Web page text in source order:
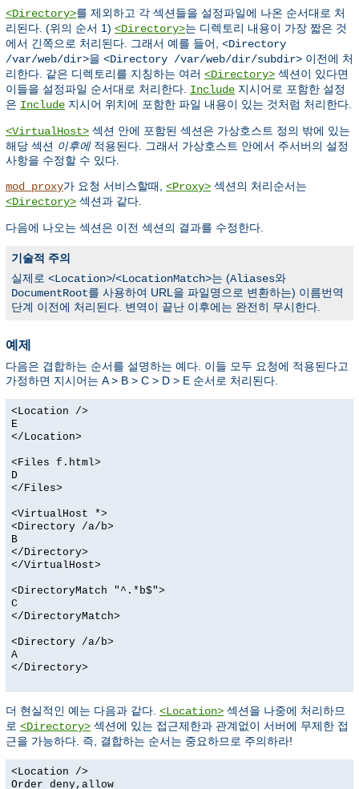
<Directory>를 제외하고 각 섹션들을 설정파일에 나온 순서대로 처
리된다. (위의 순서 1) <Directory>는 디렉토리 내용이 가장 짧은 것
에서 긴쪽으로 처리된다. 그래서 예를 들어, <Directory
/var/web/dir>을 <Directory /var/web/dir/subdir> 이전에 처
리한다. 같은 디렉토리를 지칭하는 여러 <Directory> 섹션이 있다면
이들을 설정파일 순서대로 처리한다. Include 지시어로 포함한 설정
은 Include 지시어 위치에 포함한 파일 내용이 있는 것처럼 처리한다.
<VirtualHost> 섹션 안에 포함된 섹션은 가상호스트 정의 밖에 있는
해당 섹션 이후에적용된다. 그래서 가상호스트 안에서 주서버의 설정
사항을 수정할 수 있다.
mod_proxy가 요청 서비스할때, <Proxy> 섹션의 처리순서는
<Directory> 섹션과 같다.
다음에 나오는 섹션은 이전 섹션의 결과를 수정한다.
기술적 주의
실제로 <Location>/<LocationMatch>는 (Aliases와
DocumentRoot를 사용하여 URL을 파일명으로 변환하는) 이름번역
단계 이전에 처리된다. 변역이 끝난 이후에는 완전히 무시한다.
예제
다음은 겹합하는 순서를 설명하는 예다. 이들 모두 요청에 적용된다고
가정하면 지시어는 A > B > C > D > E 순서로 처리된다.
<Location />
E
</Location>
<Files f.html>
D
</Files>
<VirtualHost *>
<Directory /a/b>
B
</Directory>
</VirtualHost>
<DirectoryMatch "^.*b$">
C
</DirectoryMatch>
<Directory /a/b>
A
</Directory>
더 현실적인 예는 다음과 같다. <Location> 섹션을 나중에 처리하므
로 <Directory> 섹션에 있는 접근제한과 관계없이 서버에 무제한 접
근을 가능하다. 즉, 결합하는 순서는 중요하므로 주의하라!
<Location />
Order deny,allow